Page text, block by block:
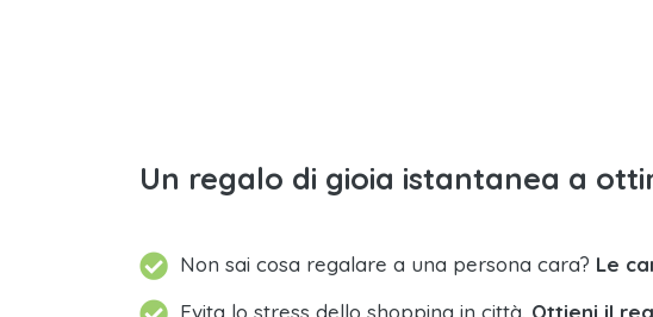
Un regalo di gioia istantanea a
Non sai cosa regalare a una persona cara? Le
Evita lo stress dello shopping in città. Ottieni il